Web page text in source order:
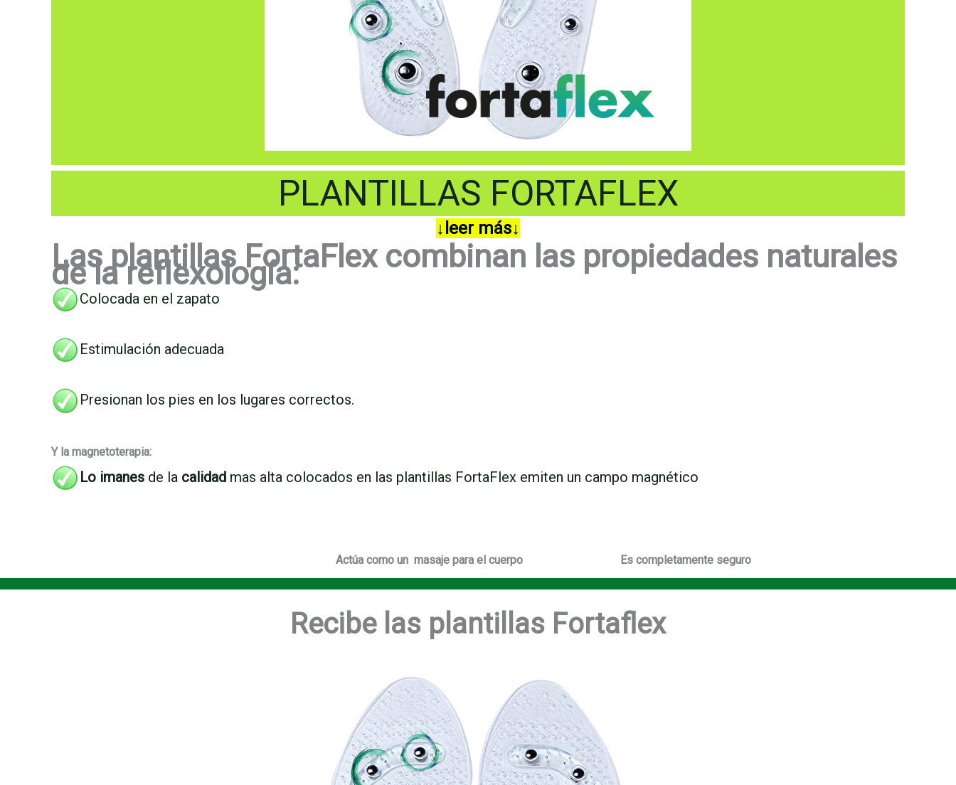
PLANTILLAS FORTAFLEX
↓leer más↓
Las plantillas FortaFlex combinan las propiedades naturales
de la reflexología:
Colocada en el zapato
Estimulación adecuada
Presionan los pies en los lugares correctos.
Y la magnetoterapia:
Lo imanes de la calidad mas alta colocados en las plantillas FortaFlex emiten un campo magnético
Actúa como un masaje para el cuerpo Es completamente seguro
Recibe las plantillas Fortaflex